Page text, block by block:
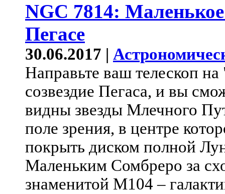
NGC 7814:
Пегасе
30.06.2017 |
Направьте ваш телескоп
созвездие Пегаса, и вы
видны звезды Млечного
поле зрения, в центре
покрыть диском полной
Маленьким Сомбреро за
знаменитой M104 –